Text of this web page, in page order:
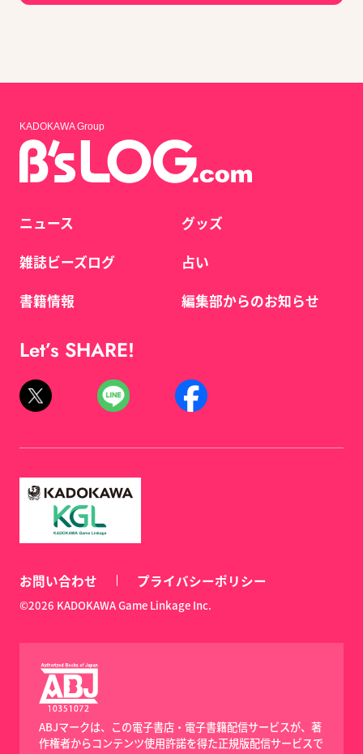
KADOKAWA Group
ニュース
雑誌ビーズログ
書籍情報
グッズ
占い
編集部からのお知らせ
Let’s SHARE!
お問い合わせ プライバシーポリシー
©2026 KADOKAWA Game Linkage Inc.
ABJマークは、この電子書店・電子書籍配信サービスが、著
作権者からコンテンツ使用許諾を得た正規版配信サービスで